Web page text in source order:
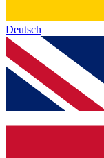
Deutsch